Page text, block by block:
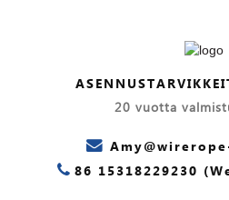
20 vuotta
86 15318229230